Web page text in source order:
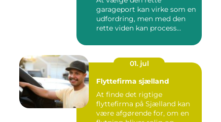
garageport kan virke som en
udfordring, men med den
rette viden kan process...
01. jul
Flyttefirma sjælland
At finde det rigtige
flyttefirma på Sjælland kan
være afgørende for, om en